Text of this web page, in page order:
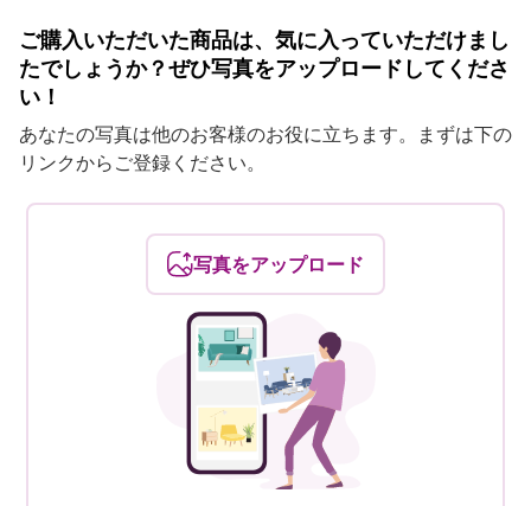
ご購入いただいた商品は、気に入っていただけまし
たでしょうか？ぜひ写真をアップロードしてくださ
い！
あなたの写真は他のお客様のお役に立ちます。まずは下の
リンクからご登録ください。
写真をアップロード